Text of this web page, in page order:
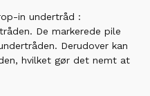
in undertråd :
De markerede pile
Derudover kan
hvilket gør det nemt at